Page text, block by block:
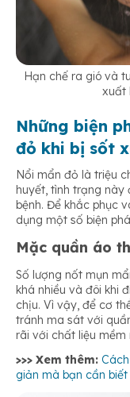
Hạn chế ra gió và
xuất
Những biện
đỏ khi bị sốt
Nổi mẩn đỏ là triệu
huyết, tình trạng này
bệnh. Để khắc phục
dụng một số biện
Mặc quần áo
Số lượng nốt mụn
khá nhiều và đôi khi
chịu. Vì vậy, để cơ
tránh ma sát với
rãi với chất liệu mềm
>>> Xem thêm:
giản mà bạn cần biết